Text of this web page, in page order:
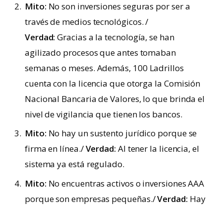
Mito: No son inversiones seguras por ser a
través de medios tecnológicos. /
Verdad:Gracias a la tecnología, se han
agilizado procesos que antes tomaban
semanas o meses. Además, 100 Ladrillos
cuenta con la licencia que otorga la Comisión
Nacional Bancaria de Valores, lo que brinda el
nivel de vigilancia que tienen los bancos.
Mito: No hay un sustento jurídico porque se
firma en línea./Verdad: Al tener la licencia, el
sistema ya está regulado.
Mito: No encuentras activos o inversiones AAA
porque son empresas pequeñas./Verdad: Hay